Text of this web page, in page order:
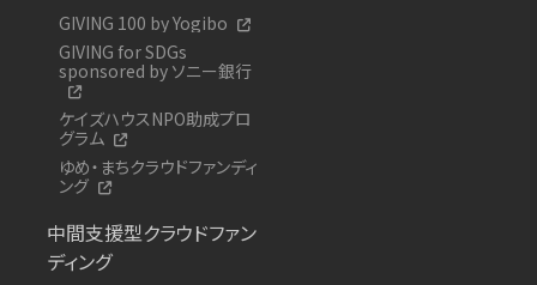
GIVING 100 by Yogibo
GIVING for SDGs
sponsored by ソニー銀行
ケイズハウスNPO助成プロ
グラム
ゆめ・まちクラウドファンディ
ング
中間支援型クラウドファン
ディング